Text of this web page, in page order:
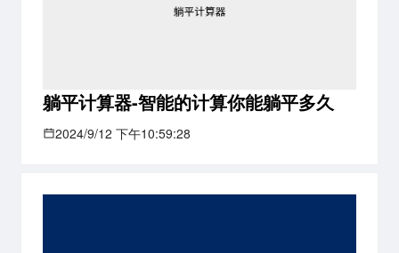
躺平计算器-智能的计算你能躺平多久
2024/9/12 下午10:59:28